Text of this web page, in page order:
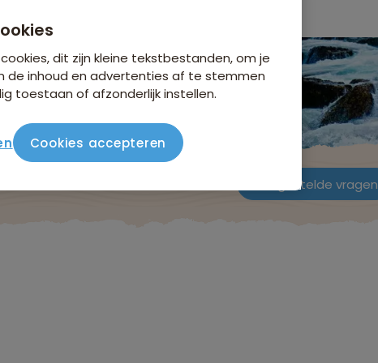
Veelgestelde vragen
dit zijn kleine tekstbestanden, om je
de inhoud en advertenties af te stemmen
toestaan of afzonderlijk instellen.
Cookies accepteren